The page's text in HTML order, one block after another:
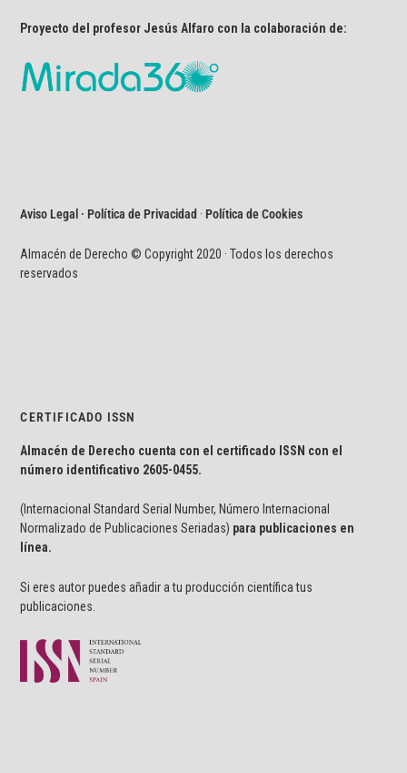
Proyecto del profesor Jesús Alfaro con la colaboración de:
Aviso Legal · Política de Privacidad ·Política de Cookies
Almacén de Derecho © Copyright 2020 · Todos los derechos
reservados
CERTIFICADO ISSN
Almacén de Derecho cuenta con el certificado ISSN con el
número identificativo 2605-0455.
(Internacional Standard Serial Number, Número Internacional
Normalizado de Publicaciones Seriadas) para publicaciones en
línea.
Si eres autor puedes añadir a tu producción científica tus
publicaciones.